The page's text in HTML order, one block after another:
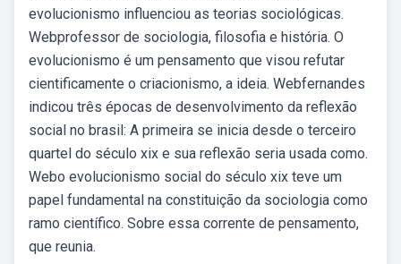
evolucionismo influenciou as teorias sociológicas.
Webprofessor de sociologia, filosofia e história. O
evolucionismo é um pensamento que visou refutar
cientificamente o criacionismo, a ideia. Webfernandes
indicou três épocas de desenvolvimento da reflexão
social no brasil: A primeira se inicia desde o terceiro
quartel do século xix e sua reflexão seria usada como.
Webo evolucionismo social do século xix teve um
papel fundamental na constituição da sociologia como
ramo científico. Sobre essa corrente de pensamento,
que reunia.